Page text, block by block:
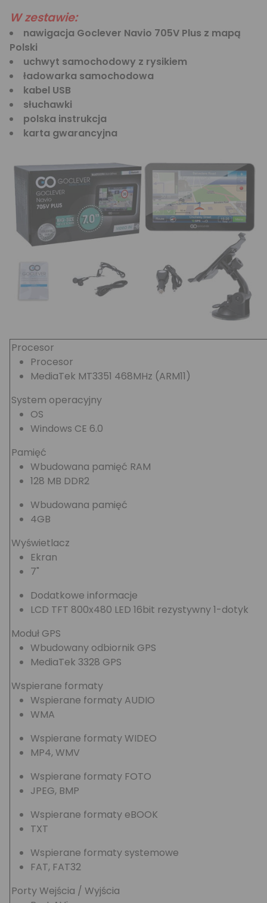
W zestawie:
nawigacja Goclever Navio 705V Plus z mapą
Polski
uchwyt samochodowy z rysikiem
ładowarka samochodowa
kabel USB
słuchawki
polska instrukcja
karta gwarancyjna
Procesor
Procesor
MediaTek MT3351 468MHz (ARM11)
System operacyjny
OS
Windows CE 6.0
Pamięć
Wbudowana pamięć RAM
128 MB DDR2
Wbudowana pamięć
4GB
Wyświetlacz
Ekran
7"
Dodatkowe informacje
LCD TFT 800x480 LED 16bit rezystywny 1-dotyk
Moduł GPS
Wbudowany odbiornik GPS
MediaTek 3328 GPS
Wspierane formaty
Wspierane formaty AUDIO
WMA
Wspierane formaty WIDEO
MP4, WMV
Wspierane formaty FOTO
JPEG, BMP
Wspierane formaty eBOOK
TXT
Wspierane formaty systemowe
FAT, FAT32
Porty Wejścia / Wyjścia